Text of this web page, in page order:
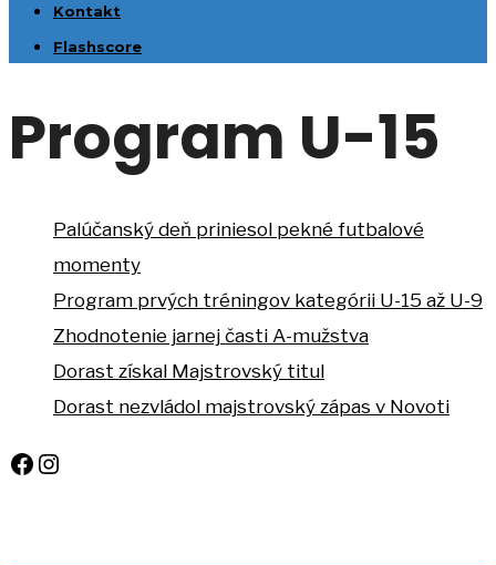
Kontakt
Flashscore
Program U-15
Palúčanský deň priniesol pekné futbalové
momenty
Program prvých tréningov kategórii U-15 až U-9
Zhodnotenie jarnej časti A-mužstva
Dorast získal Majstrovský titul
Dorast nezvládol majstrovský zápas v Novoti
Facebook
Instagram